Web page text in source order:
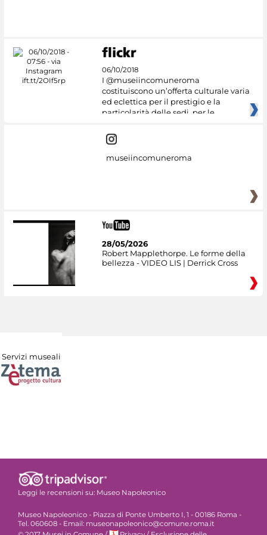
06/10/2018
I @museiincomuneroma
costituiscono un’offerta culturale varia
ed eclettica per il prestigio e la
particolarità delle sedi, per le
museiincomuneroma
28/05/2026
Robert Mapplethorpe. Le forme della
bellezza - VIDEO LIS | Derrick Cross
Servizi museali
Leggi le recensioni su: Museo Napoleonico
Museo Napoleonico - Piazza di Ponte Umberto I, 1 - 00186 Roma -
Tel. 060608 - Email: museonapoleonico@comune.roma.it